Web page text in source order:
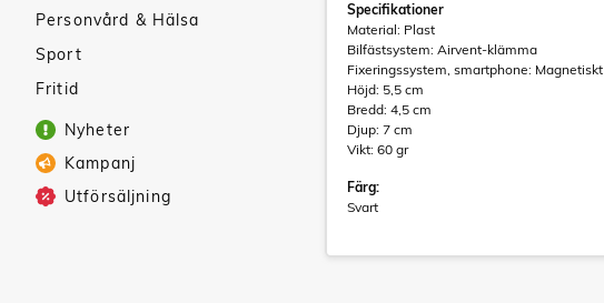
Personvård & Hälsa
Sport
Fritid
Nyheter
Kampanj
Utförsäljning
Specifikationer
Material: Plast
Bilfästsystem: Airvent-klämma
Fixeringssystem, smartphone: Magnetiskt
Höjd: 5,5 cm
Bredd: 4,5 cm
Djup: 7 cm
Vikt: 60 gr
Färg:
Svart